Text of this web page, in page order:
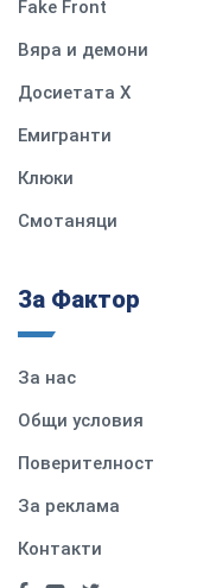
Fake Front
Вяра и демони
Досиетата Х
Емигранти
Клюки
Смотаняци
За Фактор
За нас
Общи условия
Поверителност
За реклама
Контакти